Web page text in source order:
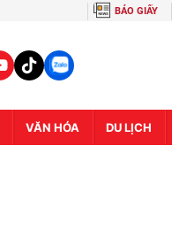
BÁO GIẤY
VĂN HÓA DU LỊCH